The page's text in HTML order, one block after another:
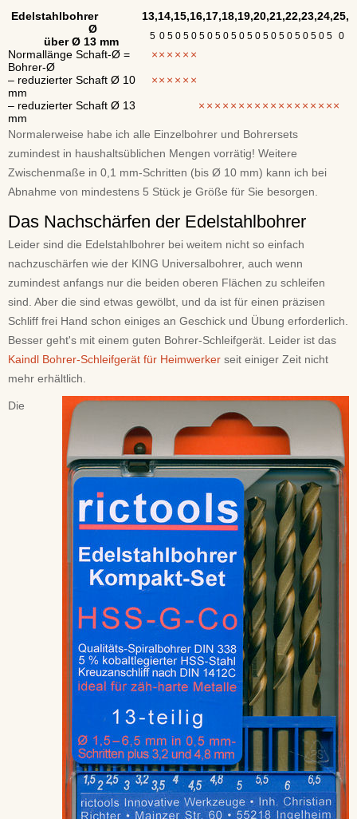
Edelstahlbohrer
Ø
über Ø 13 mm
13,14,15,16,17,18,19,20,21,22,23,24,25,
5 0 5 0 5 0 5 0 5 0 5 0 5 0 5 0 5 0 5 0 5 0 5 0
Normallänge Schaft-Ø =
Bohrer-Ø
×× × × × ×
– reduzierter Schaft Ø 10
mm
×× × × × ×
– reduzierter Schaft Ø 13
mm
× × × × × × × × × × × × × × × × ××
Normalerweise habe ich alle Einzelbohrer und Bohrersets
zumindest in haushaltsüblichen Mengen vorrätig! Weitere
Zwischenmaße in 0,1 mm-Schritten (bis Ø 10 mm) kann ich bei
Abnahme von mindestens 5 Stück je Größe für Sie besorgen.
Das Nachschärfen der Edelstahlbohrer
Leider sind die Edelstahlbohrer bei weitem nicht so einfach
nachzuschärfen wie der KING Universalbohrer, auch wenn
zumindest anfangs nur die beiden oberen Flächen zu schleifen
sind. Aber die sind etwas gewölbt, und da ist für einen präzisen
Schliff frei Hand schon einiges an Geschick und Übung erforderlich.
Besser geht's mit einem guten Bohrer-Schleifgerät. Leider ist das
Kaindl Bohrer-Schleifgerät für Heimwerker seit einiger Zeit nicht
mehr erhältlich.
Die